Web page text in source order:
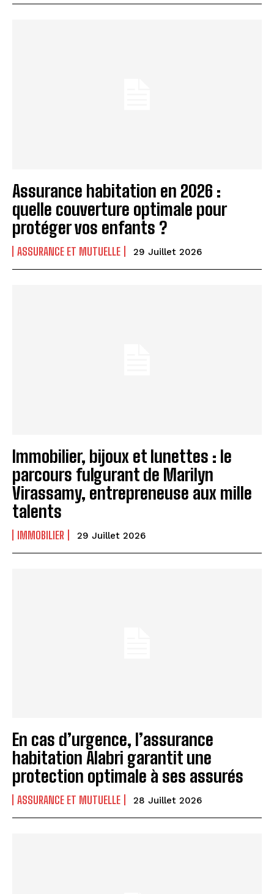
I WANT IN
I've read and accept thePrivacy Policy.
Assurance habitation en 2026 :
quelle couverture optimale pour
protéger vos enfants ?
ASSURANCE ET MUTUELLE 29 Juillet 2026
Immobilier, bijoux et lunettes : le
parcours fulgurant de Marilyn
Virassamy, entrepreneuse aux mille
talents
IMMOBILIER 29 Juillet 2026
En cas d’urgence, l’assurance
habitation Alabri garantit une
protection optimale à ses assurés
ASSURANCE ET MUTUELLE 28 Juillet 2026